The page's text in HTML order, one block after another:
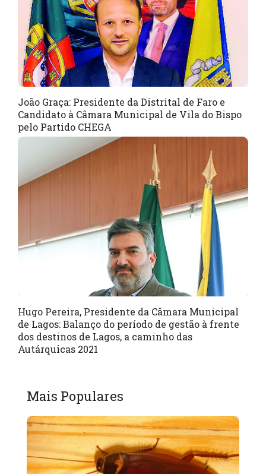
João Graça: Presidente da Distrital de Faro e
Candidato à Câmara Municipal de Vila do Bispo
pelo Partido CHEGA
Hugo Pereira, Presidente da Câmara Municipal
de Lagos: Balanço do período de gestão à frente
dos destinos de Lagos, a caminho das
Autárquicas 2021
Mais Populares